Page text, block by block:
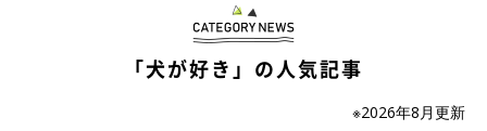
「犬が好き」の人気記事
※2026年8月更新